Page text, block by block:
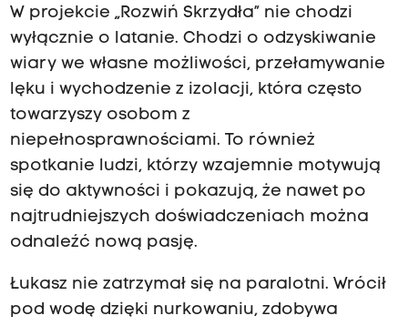
W projekcie „Rozwiń Skrzydła” nie chodzi
wyłącznie o latanie. Chodzi o odzyskiwanie
wiary we własne możliwości, przełamywanie
lęku i wychodzenie z izolacji, która często
towarzyszy osobom z
niepełnosprawnościami. To również
spotkanie ludzi, którzy wzajemnie motywują
się do aktywności i pokazują, że nawet po
najtrudniejszych doświadczeniach można
odnaleźć nową pasję.
Łukasz nie zatrzymał się na paralotni. Wrócił
pod wodę dzięki nurkowaniu, zdobywa